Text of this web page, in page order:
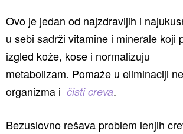
Ovo je jedan od najzdravijih i
u sebi sadrži vitamine i minerale koji
izgled kože, kose i normalizuju
metabolizam. Pomaže u eliminaciji
organizma i čisti creva.
Bezuslovno rešava problem lenjih